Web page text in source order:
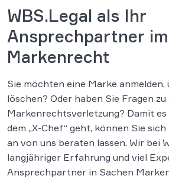
WBS.Legal als Ihr
Ansprechpartner im
Markenrecht
Sie möchten eine Marke
löschen? Oder haben Sie Fragen
Markenrechtsverletzung? Damit
dem „X-Chef“ geht, können Sie
an von uns beraten lassen. Wir bei
langjähriger Erfahrung und viel
Ansprechpartner in Sachen